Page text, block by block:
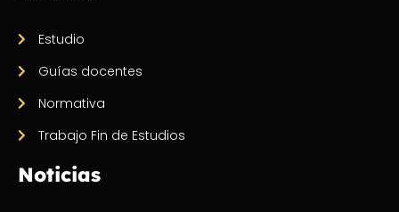
Estudio
Guías docentes
Normativa
Trabajo Fin de Estudios
Noticias